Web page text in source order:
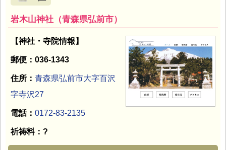
岩木山神社（青森県弘前市）
【神社・寺院情報】
郵便：036-1343
住所： 青森県弘前市大字百沢
字寺沢27
電話： 0172-83-2135
祈祷料：?